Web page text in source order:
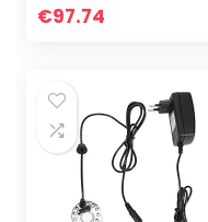
Outdoor
€97.74